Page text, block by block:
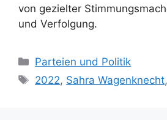
von gezielter
und Verfolgung.
Kategorien
Parteien und Politik
Schlagwörter
2022, Sahra Wagenknecht,